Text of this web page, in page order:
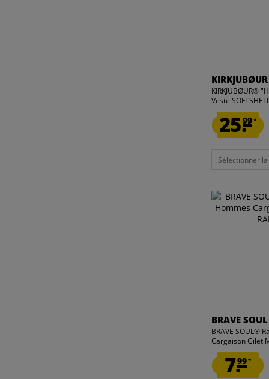
KIRKJUBØUR
KIRKJUBØUR®
Veste
25.99*
Sélectionner
BRAVE SOUL
BRAVE SOUL®
Cargaison Gilet
7.99*